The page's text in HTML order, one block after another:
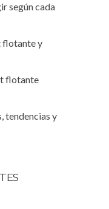
según cada
flotante y
flotante
tendencias y